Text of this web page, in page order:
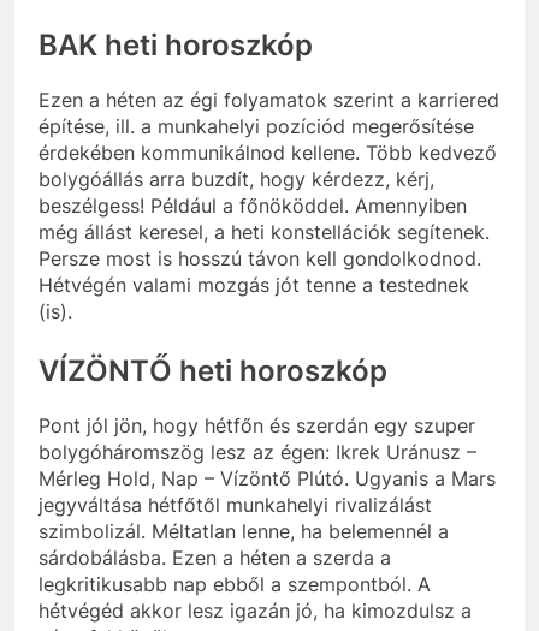
BAK heti horoszkóp
Ezen a héten az égi folyamatok szerint a karriered
építése, ill. a munkahelyi pozíciód megerősítése
érdekében kommunikálnod kellene. Több kedvező
bolygóállás arra buzdít, hogy kérdezz, kérj,
beszélgess! Például a főnököddel. Amennyiben
még állást keresel, a heti konstellációk segítenek.
Persze most is hosszú távon kell gondolkodnod.
Hétvégén valami mozgás jót tenne a testednek
(is).
VÍZÖNTŐ heti horoszkóp
Pont jól jön, hogy hétfőn és szerdán egy szuper
bolygóháromszög lesz az égen: Ikrek Uránusz –
Mérleg Hold, Nap – Vízöntő Plútó. Ugyanis a Mars
jegyváltása hétfőtől munkahelyi rivalizálást
szimbolizál. Méltatlan lenne, ha belemennél a
sárdobálásba. Ezen a héten a szerda a
legkritikusabb nap ebből a szempontból. A
hétvégéd akkor lesz igazán jó, ha kimozdulsz a